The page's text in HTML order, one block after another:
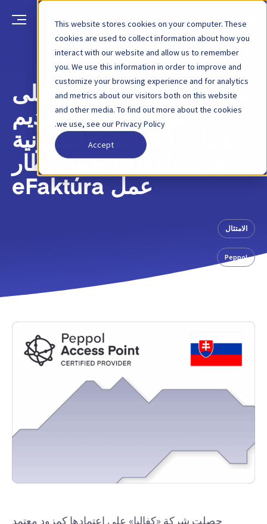
This website stores cookies on your computer. These
cookies are used to collect information about how you
interact with our website and allow us to remember
you. We use this information in order to improve and
customize your browsing experience and for analytics
and metrics about our visitors both on this website
and other media. To find out more about the cookies
we use, see our Privacy Policy.
Accept
العودةمنشور مدونة 27 مايو 2026
حصلت شركة Qvalia على
شهادة اعتماد لتقديم
خدمات الفواتير الإلكترونية
في سلوفاكيا ضمن إطار
عمل eFaktúra
الامتثال
Peppol
حصلت شركة «كفاليا» على اعتمادها كمزود معتمد